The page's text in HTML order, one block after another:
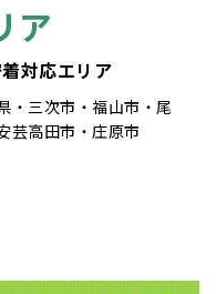
ア
対応エリア
三次市 福山市
尾
芸高田市 庄原市